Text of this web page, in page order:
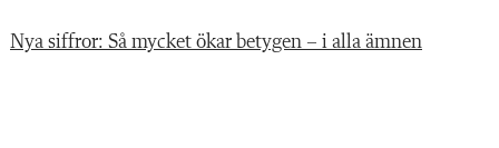
Nya siffror: Så mycket ökar betygen – i alla ämnen